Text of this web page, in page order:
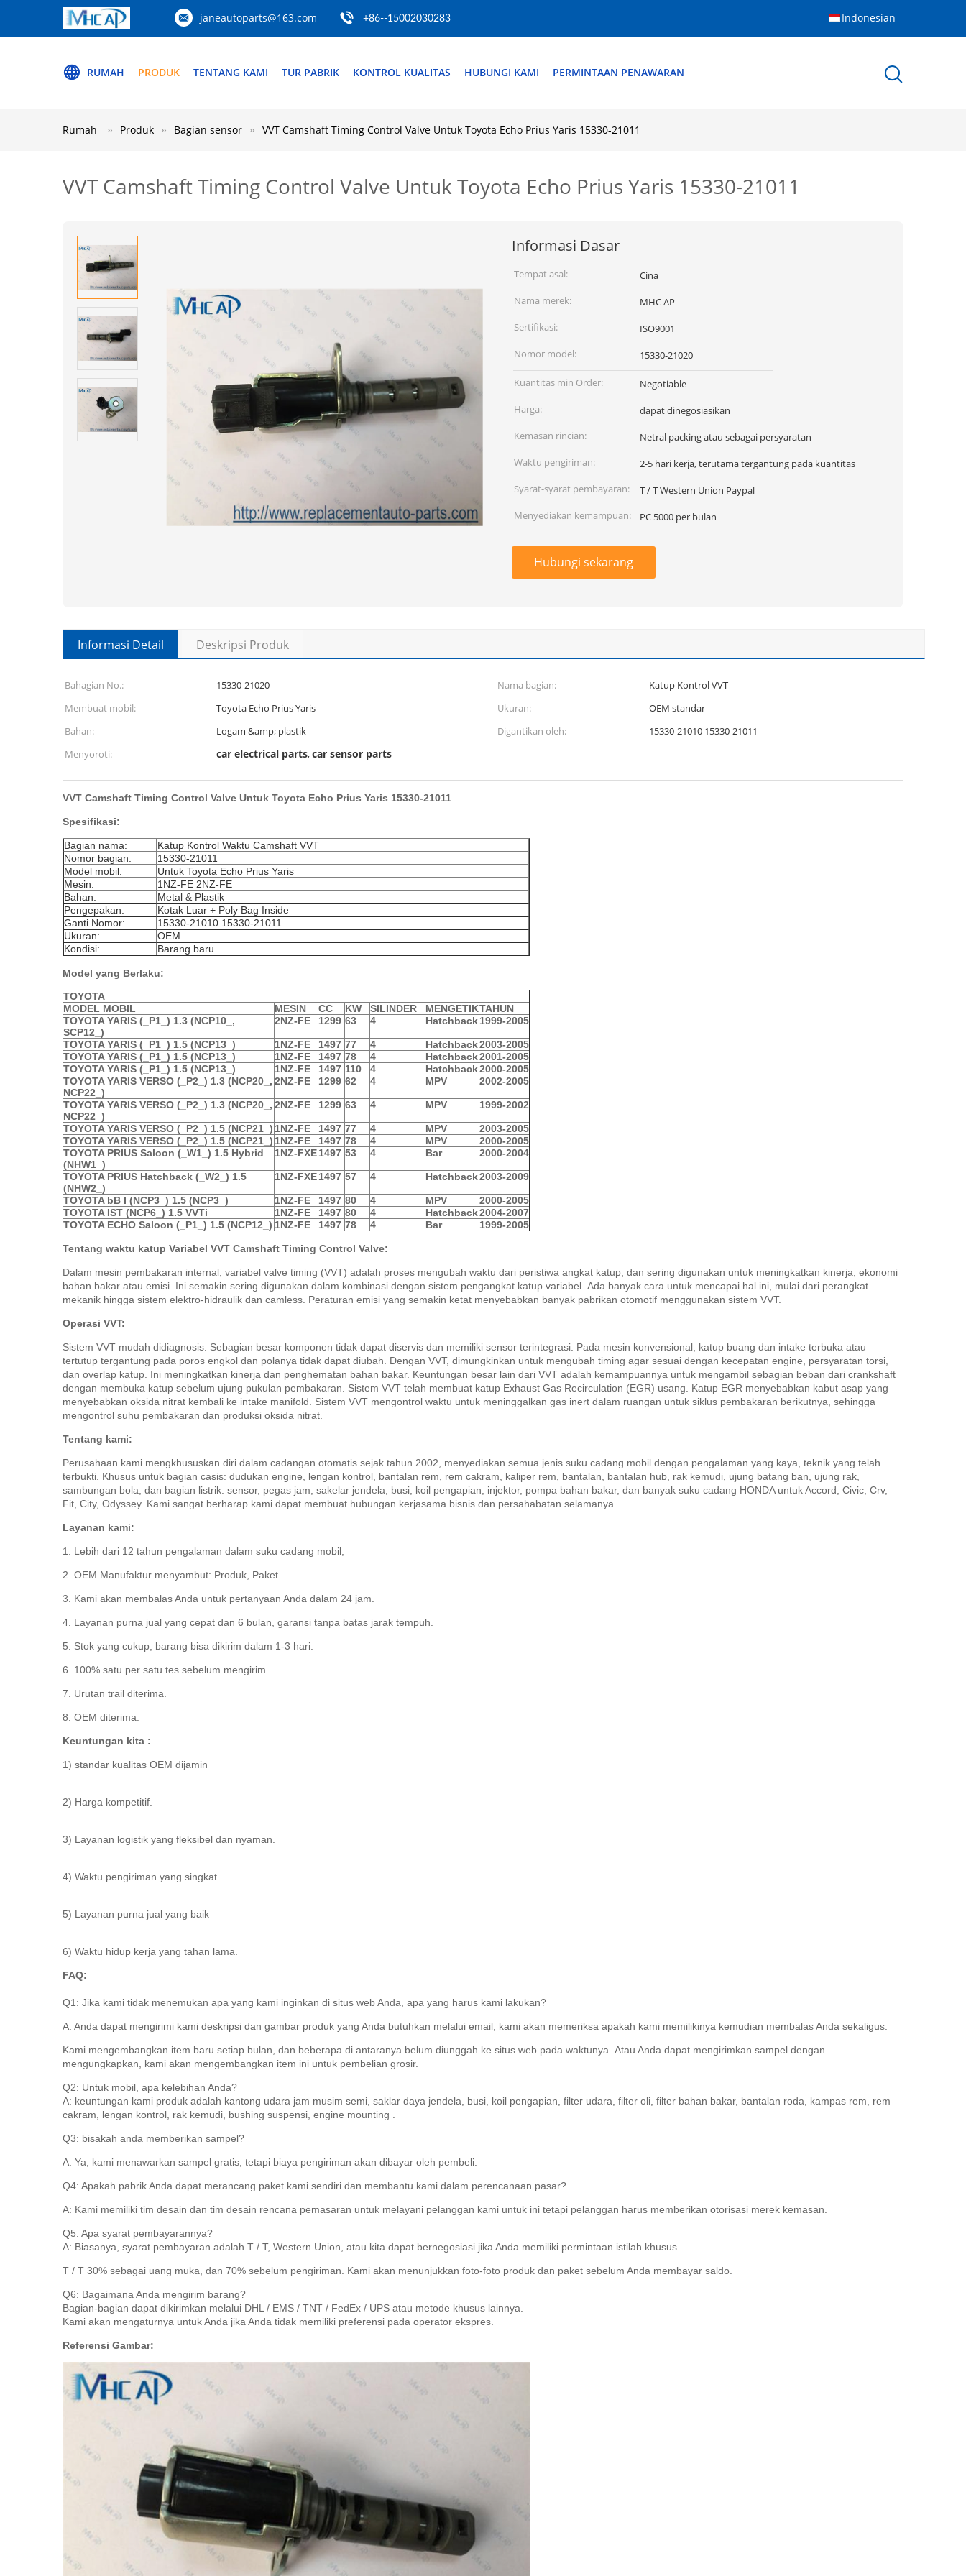
janeautoparts@163.com +86--15002030283 Indonesian
RUMAH PRODUK TENTANG KAMI TUR PABRIK KONTROL KUALITAS HUBUNGI KAMI PERMINTAAN PENAWARAN
Rumah Produk Bagian sensor VVT Camshaft Timing Control Valve Untuk Toyota Echo Prius Yaris 15330-21011
VVT Camshaft Timing Control Valve Untuk Toyota Echo Prius Yaris 15330-21011
Informasi Dasar
Tempat asal:
Cina
Nama merek:
MHC AP
Sertifikasi:
ISO9001
Nomor model:
15330-21020
Kuantitas min Order:
Negotiable
Harga:
dapat dinegosiasikan
Kemasan rincian:
Netral packing atau sebagai persyaratan
Waktu pengiriman:
2-5 hari kerja, terutama tergantung pada kuantitas
Syarat-syarat pembayaran:
T / T Western Union Paypal
Menyediakan kemampuan:
PC 5000 per bulan
Hubungi sekarang
Informasi Detail Deskripsi Produk
Bahagian No.: 15330-21020 Nama bagian:
Katup Kontrol VVT
Membuat mobil:
Toyota Echo Prius Yaris Ukuran:
OEM standar
Bahan:
Logam &amp; plastik Digantikan oleh:
15330-21010 15330-21011
Menyoroti:
car electrical parts,car sensor parts
VVT Camshaft Timing Control Valve Untuk Toyota Echo Prius Yaris 15330-21011
Spesifikasi:
Bagian nama:
Katup Kontrol Waktu Camshaft VVT
Nomor bagian:
15330-21011
Model mobil:
Untuk Toyota Echo Prius Yaris
Mesin:
1NZ-FE 2NZ-FE
Bahan:
Metal & Plastik
Pengepakan:
Kotak Luar + Poly Bag Inside
Ganti Nomor:
15330-21010 15330-21011
Ukuran:
OEM
Kondisi:
Barang baru
Model yang Berlaku:
TOYOTA
MODEL MOBIL
MESIN CC KW SILINDER MENGETIKTAHUN
TOYOTA YARIS (_P1_) 1.3 (NCP10_,
SCP12_)
2NZ-FE 1299 63 4 Hatchback1999-2005
TOYOTA YARIS (_P1_) 1.5 (NCP13_) 1NZ-FE 1497 77 4 Hatchback2003-2005
TOYOTA YARIS (_P1_) 1.5 (NCP13_)
1NZ-FE 1497 78 4 Hatchback2001-2005
TOYOTA YARIS (_P1_) 1.5 (NCP13_)
1NZ-FE 1497 110 4 Hatchback2000-2005
TOYOTA YARIS VERSO (_P2_) 1.3 (NCP20_,
NCP22_)
2NZ-FE 1299 62 4 MPV 2002-2005
TOYOTA YARIS VERSO (_P2_) 1.3 (NCP20_,
NCP22_)
2NZ-FE 1299 63 4 MPV 1999-2002
TOYOTA YARIS VERSO (_P2_) 1.5 (NCP21_) 1NZ-FE 1497 77 4 MPV
2003-2005
TOYOTA YARIS VERSO (_P2_) 1.5 (NCP21_) 1NZ-FE 1497 78 4 MPV
2000-2005
TOYOTA PRIUS Saloon (_W1_) 1.5 Hybrid
(NHW1_)
1NZ-FXE1497 53 4 Bar 2000-2004
TOYOTA PRIUS Hatchback (_W2_) 1.5
(NHW2_)
1NZ-FXE1497 57 4 Hatchback2003-2009
TOYOTA bB I (NCP3_) 1.5 (NCP3_) 1NZ-FE 1497 80 4 MPV
2000-2005
TOYOTA IST (NCP6_) 1.5 VVTi
1NZ-FE 1497 80 4 Hatchback2004-2007
TOYOTA ECHO Saloon (_P1_) 1.5 (NCP12_) 1NZ-FE 1497 78 4 Bar 1999-2005
Tentang waktu katup Variabel VVT Camshaft Timing Control Valve:
Dalam mesin pembakaran internal, variabel valve timing (VVT) adalah proses mengubah waktu dari peristiwa angkat katup, dan sering digunakan untuk meningkatkan kinerja, ekonomi
bahan bakar atau emisi. Ini semakin sering digunakan dalam kombinasi dengan sistem pengangkat katup variabel. Ada banyak cara untuk mencapai hal ini, mulai dari perangkat
mekanik hingga sistem elektro-hidraulik dan camless. Peraturan emisi yang semakin ketat menyebabkan banyak pabrikan otomotif menggunakan sistem VVT.
Operasi VVT:
Sistem VVT mudah didiagnosis. Sebagian besar komponen tidak dapat diservis dan memiliki sensor terintegrasi. Pada mesin konvensional, katup buang dan intake terbuka atau
tertutup tergantung pada poros engkol dan polanya tidak dapat diubah.
Dengan VVT, dimungkinkan untuk mengubah timing agar sesuai dengan kecepatan engine, persyaratan torsi,
dan overlap katup. Ini meningkatkan kinerja dan penghematan bahan bakar. Keuntungan besar lain dari VVT adalah kemampuannya untuk mengambil sebagian beban dari crankshaft
dengan membuka katup sebelum ujung pukulan pembakaran.
Sistem VVT telah membuat katup Exhaust Gas Recirculation (EGR) usang.
Katup EGR menyebabkan kabut asap yang
menyebabkan oksida nitrat kembali ke intake manifold.
Sistem VVT mengontrol waktu untuk meninggalkan gas inert dalam ruangan untuk siklus pembakaran berikutnya, sehingga
mengontrol suhu pembakaran dan produksi oksida nitrat.
Tentang kami:
Perusahaan kami mengkhususkan diri dalam cadangan otomatis sejak tahun 2002, menyediakan semua jenis suku cadang mobil dengan pengalaman yang kaya, teknik yang telah
terbukti. Khusus untuk bagian casis: dudukan engine, lengan kontrol, bantalan rem, rem cakram, kaliper rem, bantalan, bantalan hub, rak kemudi, ujung batang ban, ujung rak,
sambungan bola, dan bagian listrik: sensor, pegas jam, sakelar jendela, busi, koil pengapian, injektor, pompa bahan bakar, dan banyak suku cadang HONDA untuk Accord, Civic, Crv,
Fit, City, Odyssey. Kami sangat berharap kami dapat membuat hubungan kerjasama bisnis dan persahabatan selamanya.
Layanan kami:
1. Lebih dari 12 tahun pengalaman dalam suku cadang mobil;
2. OEM Manufaktur menyambut: Produk, Paket ...
3. Kami akan membalas Anda untuk pertanyaan Anda dalam 24 jam.
4. Layanan purna jual yang cepat dan 6 bulan, garansi tanpa batas jarak tempuh.
5. Stok yang cukup, barang bisa dikirim dalam 1-3 hari.
6. 100% satu per satu tes sebelum mengirim.
7. Urutan trail diterima.
8. OEM diterima.
Keuntungan kita :
1) standar kualitas OEM dijamin
2) Harga kompetitif.
3) Layanan logistik yang fleksibel dan nyaman.
4) Waktu pengiriman yang singkat.
5) Layanan purna jual yang baik
6) Waktu hidup kerja yang tahan lama.
FAQ:
Q1: Jika kami tidak menemukan apa yang kami inginkan di situs web Anda, apa yang harus kami lakukan?
A: Anda dapat mengirimi kami deskripsi dan gambar produk yang Anda butuhkan melalui email, kami akan memeriksa apakah kami memilikinya kemudian membalas Anda sekaligus.
Kami mengembangkan item baru setiap bulan, dan beberapa di antaranya belum diunggah ke situs web pada waktunya. Atau Anda dapat mengirimkan sampel dengan
mengungkapkan, kami akan mengembangkan item ini untuk pembelian grosir.
Q2: Untuk mobil, apa kelebihan Anda?
A: keuntungan kami produk adalah kantong udara jam musim semi, saklar daya jendela, busi, koil pengapian, filter udara, filter oli, filter bahan bakar, bantalan roda, kampas rem, rem
cakram, lengan kontrol, rak kemudi, bushing suspensi, engine mounting .
Q3: bisakah anda memberikan sampel?
A: Ya, kami menawarkan sampel gratis, tetapi biaya pengiriman akan dibayar oleh pembeli.
Q4: Apakah pabrik Anda dapat merancang paket kami sendiri dan membantu kami dalam perencanaan pasar?
A: Kami memiliki tim desain dan tim desain rencana pemasaran untuk melayani pelanggan kami untuk ini tetapi pelanggan harus memberikan otorisasi merek kemasan.
Q5: Apa syarat pembayarannya?
A: Biasanya, syarat pembayaran adalah T / T, Western Union, atau kita dapat bernegosiasi jika Anda memiliki permintaan istilah khusus.
T / T 30% sebagai uang muka, dan 70% sebelum pengiriman. Kami akan menunjukkan foto-foto produk dan paket sebelum Anda membayar saldo.
Q6: Bagaimana Anda mengirim barang?
Bagian-bagian dapat dikirimkan melalui DHL / EMS / TNT / FedEx / UPS atau metode khusus lainnya.
Kami akan mengaturnya untuk Anda jika Anda tidak memiliki preferensi pada operator ekspres.
Referensi Gambar: